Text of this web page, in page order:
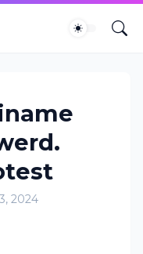
2024